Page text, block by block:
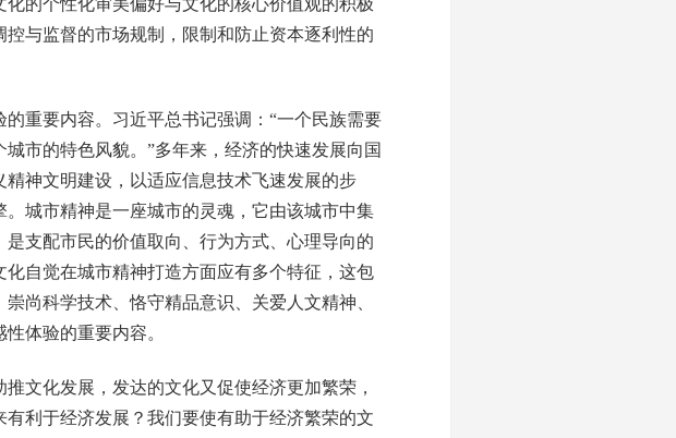
的个性化审美偏好与文化的核心价值观的积极
与监督的市场规制，限制和防止资本逐利性的
重要内容。习近平总书记强调：“一个民族需要
市的特色风貌。”多年来，经济的快速发展向国
神文明建设，以适应信息技术飞速发展的步
城市精神是一座城市的灵魂，它由该城市中集
支配市民的价值取向、行为方式、心理导向的
自觉在城市精神打造方面应有多个特征，这包
尚科学技术、恪守精品意识、关爱人文精神、
体验的重要内容。
化发展，发达的文化又促使经济更加繁荣，
利于经济发展？我们要使有助于经济繁荣的文